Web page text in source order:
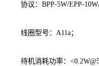
协议：BPP-5W/EPP-10W/
线圈型号：A11a；
待机消耗功率：